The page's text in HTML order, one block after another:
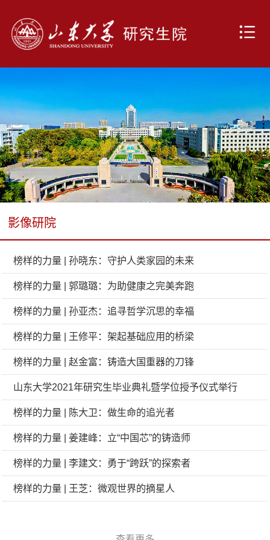
影像研院
榜样的力量 | 孙晓东：守护人类家园的未来
榜样的力量 | 郭璐璐：为助健康之完美奔跑
榜样的力量 | 孙亚杰：追寻哲学沉思的幸福
榜样的力量 | 王修平：架起基础应用的桥梁
榜样的力量 | 赵金富：铸造大国重器的刀锋
山东大学2021年研究生毕业典礼暨学位授予仪式举行
榜样的力量 | 陈大卫：做生命的追光者
榜样的力量 | 姜建峰：立“中国芯”的铸造师
榜样的力量 | 李建文：勇于“跨跃”的探索者
榜样的力量 | 王芝：微观世界的摘星人